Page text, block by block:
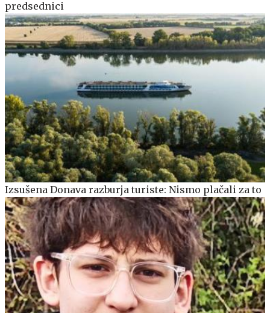
predsednici
Izsušena Donava razburja turiste: Nismo plačali za to